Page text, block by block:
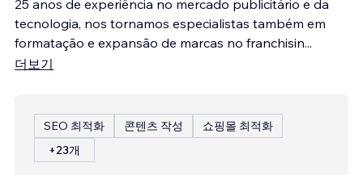
25 anos de experiência no mercado publicitário e da
tecnologia, nos tornamos especialistas também em
formatação e expansão de marcas no franchisin...
더보기
SEO 최적화 콘텐츠 작성
쇼핑몰 최적화
+23개